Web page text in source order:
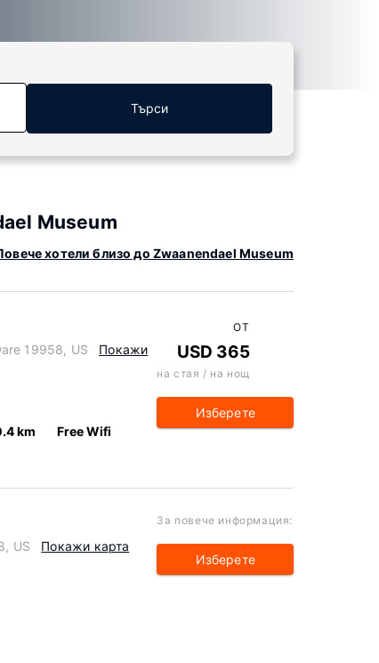
Търси
Museum
хотели близо до Zwaanendael Museum
19958, US
Покажи
km Free Wifi
ОТ
USD 365
на стая / на нощ
Изберете
US Покажи карта
За повече информация:
Изберете